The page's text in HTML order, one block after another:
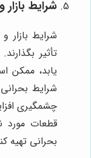
شرایط بازار
شرایط بازار
تأثیر
یابد، ممکن
شرایط
چشمگیری
قطعات مورد
بحرانی تهیه